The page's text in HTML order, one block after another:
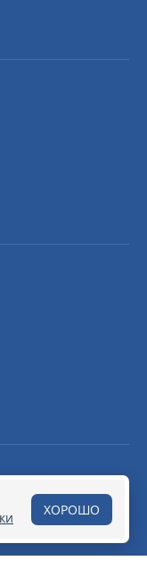
Обводного канала,
ХОРОШО